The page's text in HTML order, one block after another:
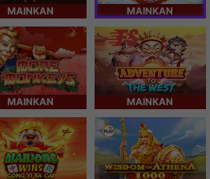
MAINKAN MAINKAN
MAINKAN MAINKAN